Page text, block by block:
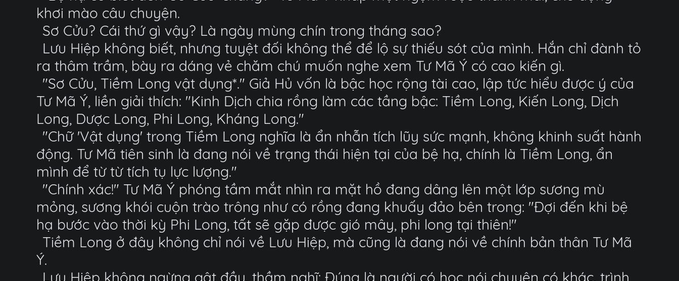
khơi mào câu chuyện.
Sơ Cửu? Cái thứ gì vậy? Là ngày mùng chín trong tháng sao?
Lưu Hiệp không biết, nhưng tuyệt đối không thể để lộ sự thiếu sót của mình. Hắn chỉ đành tỏ
ra thâm trầm, bày ra dáng vẻ chăm chú muốn nghe xem Tư Mã Ý có cao kiến gì.
"Sơ Cửu, Tiềm Long vật dụng*." Giả Hủ vốn là bậc học rộng tài cao, lập tức hiểu được ý của
Tư Mã Ý, liền giải thích: "Kinh Dịch chia rồng làm các tầng bậc: Tiềm Long, Kiến Long, Dịch
Long, Dược Long, Phi Long, Kháng Long."
"Chữ 'Vật dụng' trong Tiềm Long nghĩa là ẩn nhẫn tích lũy sức mạnh, không khinh suất hành
động. Tư Mã tiên sinh là đang nói về trạng thái hiện tại của bệ hạ, chính là Tiềm Long, ẩn
mình để từ từ tích tụ lực lượng."
"Chính xác!" Tư Mã Ý phóng tầm mắt nhìn ra mặt hồ đang dâng lên một lớp sương mù
mỏng, sương khói cuộn trào trông như có rồng đang khuấy đảo bên trong: "Đợi đến khi bệ
hạ bước vào thời kỳ Phi Long, tất sẽ gặp được gió mây, phi long tại thiên!"
Tiềm Long ở đây không chỉ nói về Lưu Hiệp, mà cũng là đang nói về chính bản thân Tư Mã
Ý.
Lưu Hiệp không ngừng gật đầu, thầm nghĩ: Đúng là người có học nói chuyện có khác, trình